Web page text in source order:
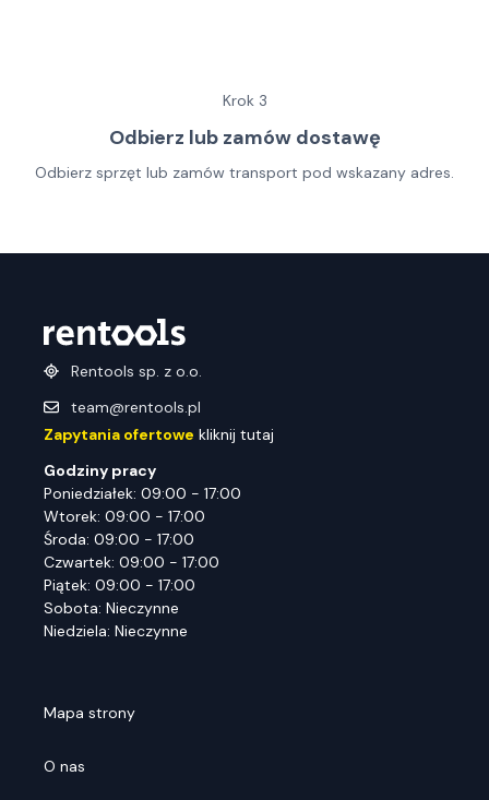
Krok 3
Odbierz lub zamów dostawę
Odbierz sprzęt lub zamów transport pod wskazany adres.
Rentools sp. z o.o.
team@rentools.pl
Zapytania ofertowe kliknij tutaj
Godziny pracy
Poniedziałek: 09:00 - 17:00
Wtorek: 09:00 - 17:00
Środa: 09:00 - 17:00
Czwartek: 09:00 - 17:00
Piątek: 09:00 - 17:00
Sobota: Nieczynne
Niedziela: Nieczynne
Mapa strony
O nas